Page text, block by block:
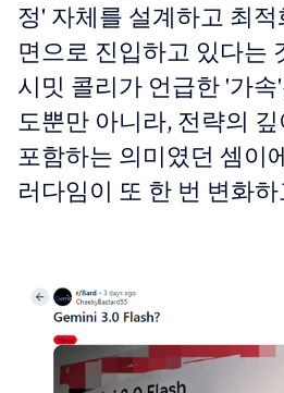
정' 자체를 설계하고 최
면으로 진입하고 있다는
시밋 콜리가 언급한 '가
도뿐만 아니라, 전략의
포함하는 의미였던 셈이
러다임이 또 한 번 변화